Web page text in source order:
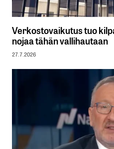
Verkostovaikutus tuo
nojaa tähän vallihautaan
27.7.2026